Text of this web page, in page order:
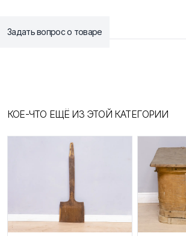
Задать вопрос о товаре
КОЕ-ЧТО ЕЩЁ ИЗ ЭТОЙ КАТЕГОРИИ